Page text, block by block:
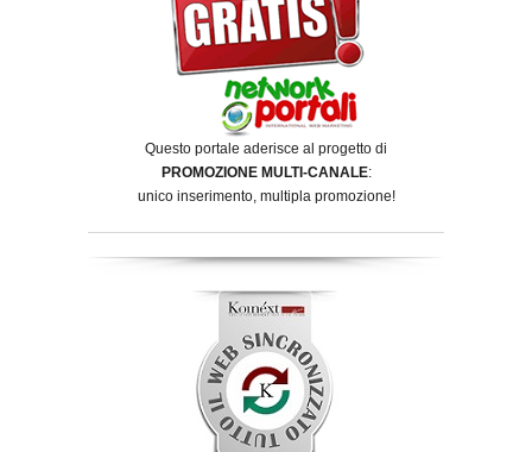
Questo portale aderisce al progetto di
PROMOZIONE MULTI-CANALE:
unico inserimento, multipla promozione!